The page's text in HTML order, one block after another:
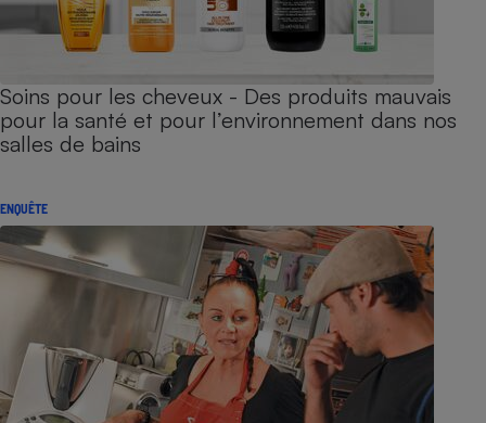
Soins pour les cheveux - Des produits mauvais
pour la santé et pour l’environnement dans nos
salles de bains
ENQUÊTE